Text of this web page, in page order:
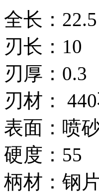
全长：22.5
刃长：10
刃厚：0.3
刃材：
表面：喷
硬度：55
柄材：钢